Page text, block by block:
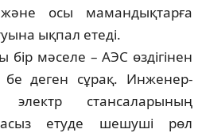
осы мамандықтарға
ықпал етеді.
бір мәселе – АЭС өз­дігінен
деген сұрақ. Инженер-
электр станса­ларының
етуде шешуші рөл